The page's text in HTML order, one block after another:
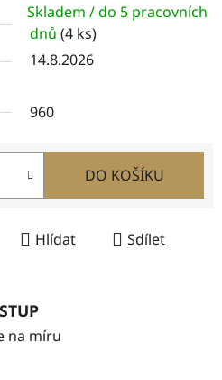
Skladem / do 5 pracovních
dnů (4 ks)
14.8.2026
960
DO KOŠÍKU
Hlídat Sdílet
na míru